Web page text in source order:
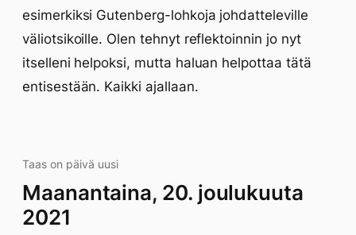
esimerkiksi Gutenberg-lohkoja johdatteleville
väliotsikoille. Olen tehnyt reflektoinnin jo nyt
itselleni helpoksi, mutta haluan helpottaa tätä
entisestään. Kaikki ajallaan.
Taas on päivä uusi
Maanantaina, 20. joulukuuta
2021